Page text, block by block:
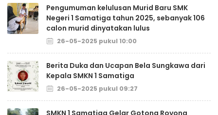
Pengumuman kelulusan Murid Baru SMK
Negeri 1 Samatiga tahun 2025, sebanyak 106
calon murid dinyatakan lulus
26-05-2025 pukul 10:00
Berita Duka dan Ucapan Bela Sungkawa dari
Kepala SMKN 1 Samatiga
26-05-2025 pukul 09:27
SMKN 1 Samatiga Gelar Gotong Royong